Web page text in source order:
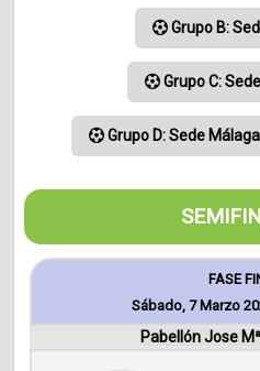
Grupo B:
Grupo C:
Grupo D: Sede Málaga
FASE
Sábado, 7 Marzo
Pabellón Jose